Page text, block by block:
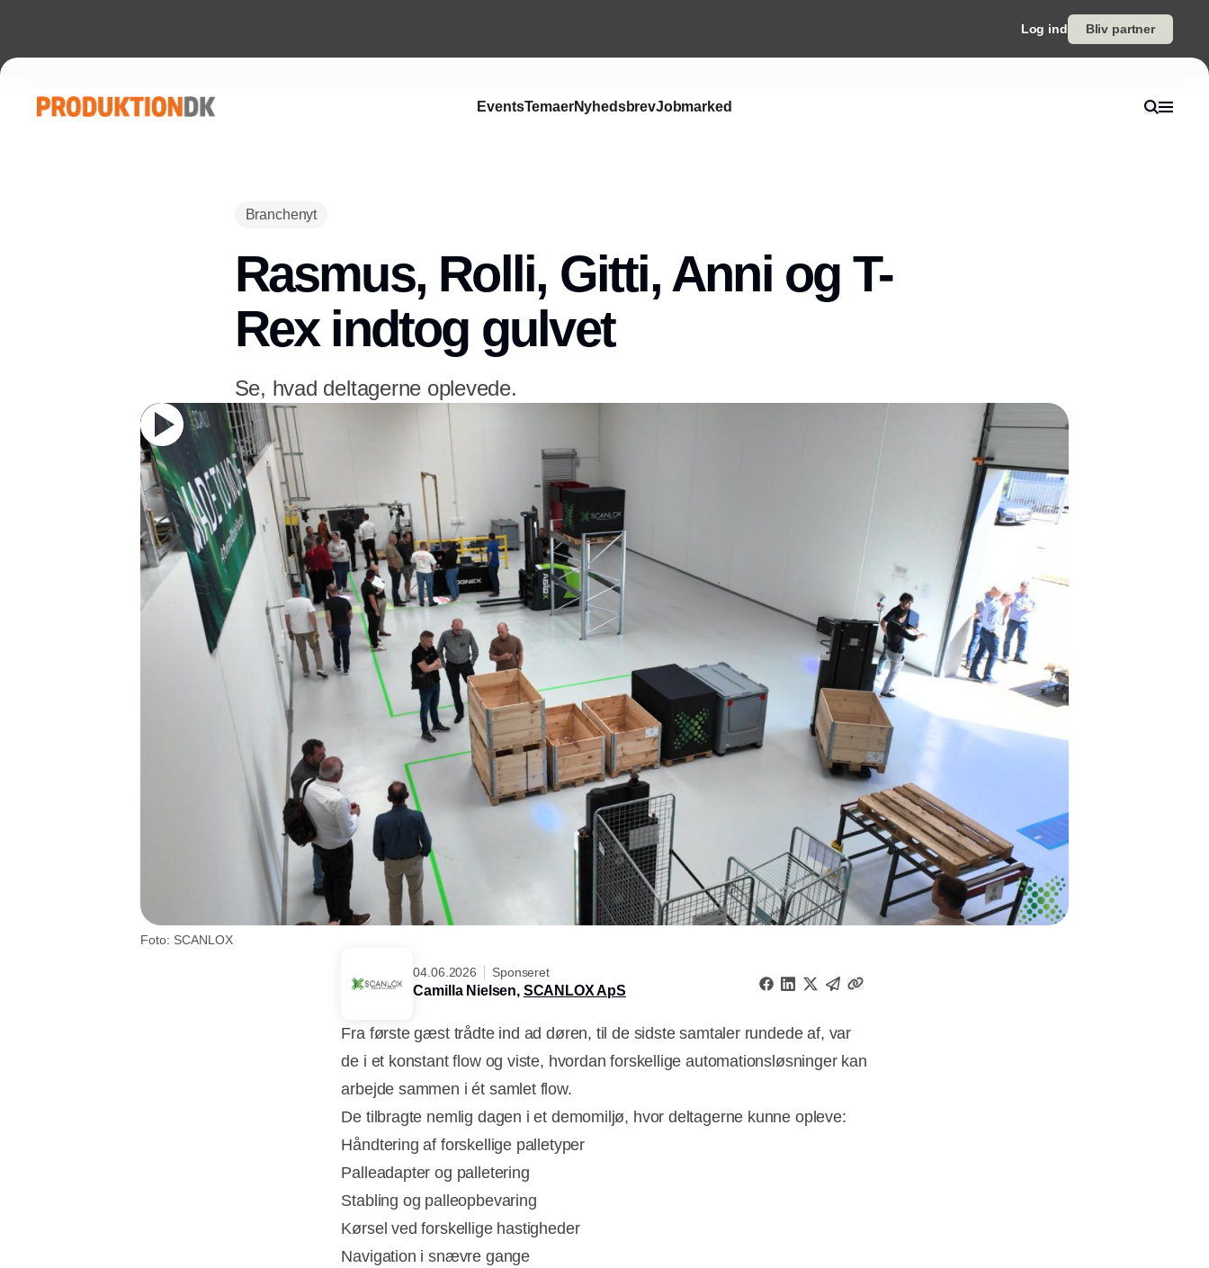
Log ind Bliv partner
EventsTemaerNyhedsbrevJobmarked
Branchenyt
Rasmus, Rolli, Gitti, Anni og T-
Rex indtog gulvet
Se, hvad deltagerne oplevede.
Foto: SCANLOX
04.06.2026 Sponseret
Camilla Nielsen, SCANLOX ApS
Fra første gæst trådte ind ad døren, til de sidste samtaler rundede af, var
de i et konstant flow og viste, hvordan forskellige automationsløsninger kan
arbejde sammen i ét samlet flow.
De tilbragte nemlig dagen i et demomiljø, hvor deltagerne kunne opleve:
Håndtering af forskellige palletyper
Palleadapter og palletering
Stabling og palleopbevaring
Kørsel ved forskellige hastigheder
Navigation i snævre gange